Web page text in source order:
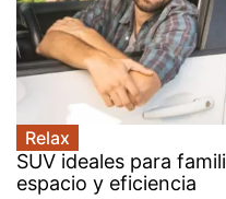
Relax
SUV ideales para
espacio y eficiencia